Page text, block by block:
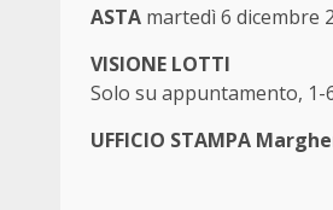
ASTA martedì 6 dicembre
VISIONE LOTTI
Solo su appuntamento, 1-
UFFICIO STAMPA